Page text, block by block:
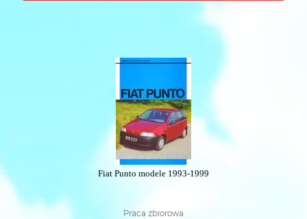
Fiat Punto modele 1993-1999
Praca zbiorowa